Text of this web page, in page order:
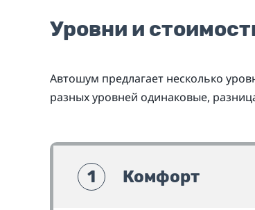
Уровни и
Автошум предлагает несколько
разных уровней одинаковые,
1 Комфорт